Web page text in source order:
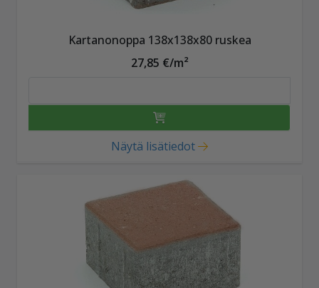
Kartanonoppa 138x138x80 ruskea
27,85 €/m²
Näytä lisätiedot